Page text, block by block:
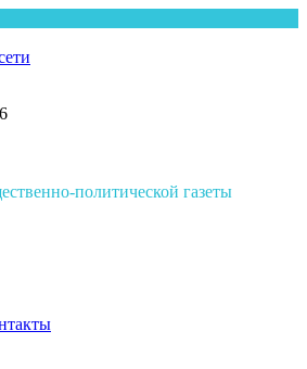
политической газеты